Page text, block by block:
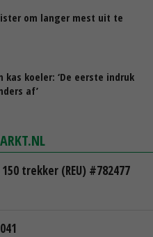
om langer mest uit te
kas koeler: ‘De eerste indruk
af’
trekker (REU) #782477